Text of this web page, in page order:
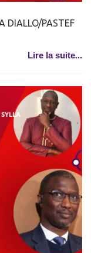
DIALLO/PASTEF
Lire la suite...